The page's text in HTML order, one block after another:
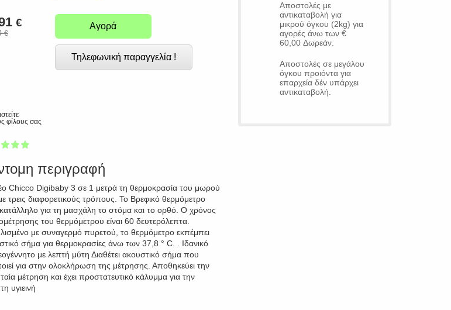
€
€
Αγορά
Τηλεφωνική παραγγελία !
φίλους σας
περιγραφή
Chicco Digibaby 3 σε 1 μετρά τη θερμοκρασία του μωρού
τρεις διαφορετικούς τρόπους. Το Βρεφικό θερμόμετρο
κατάλληλο για τη μασχάλη το στόμα και το ορθό. Ο χρόνος
του θερμόμετρου είναι 60 δευτερόλεπτα.
με συναγερμό πυρετού, το θερμόμετρο εκπέμπει
σήμα για θερμοκρασίες άνω των 37,8 ° C. . Ιδανικό
με λεπτή μύτη Διαθέτει ακουστικό σήμα που
για στην ολοκλήρωση της μέτρησης. Αποθηκεύει την
μέτρηση και έχει προστατευτικό κάλυμμα για την
υγιεινή
Αποστολές με
αντικαταβολή για
μικρού όγκου (2kg) για
αγορές άνω των €
60,00 Δωρεάν.
Αποστολές σε μεγάλου
όγκου προιόντα για
επαρχεία δέν υπάρχει
αντικαταβολή.